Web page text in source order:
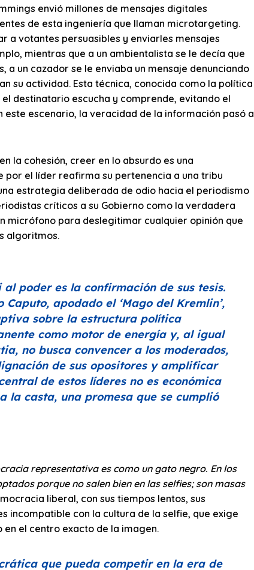
envió millones de mensajes digitales
de esta ingeniería que llaman microtargeting.
a votantes persuasibles y enviarles mensajes
mientras que a un ambientalista se le decía que
a un cazador se le enviaba un mensaje denunciando
su actividad. Esta técnica, conocida como la política
destinatario escucha y comprende, evitando el
escenario, la veracidad de la información pasó a
la cohesión, creer en lo absurdo es una
el líder reafirma su pertenencia a una tribu
estrategia deliberada de odio hacia el periodismo
críticos a su Gobierno como la verdadera
micrófono para deslegitimar cualquier opinión que
algoritmos.
poder es la confirmación de sus tesis.
Caputo, apodado el ‘Mago del Kremlin’,
sobre la estructura política
como motor de energía y, al igual
, no busca convencer a los moderados,
de sus opositores y amplificar
de estos líderes no es económica
la casta, una promesa que se cumplió
representativa es como un gato negro. En los
porque no salen bien en las selfies; son masas
liberal, con sus tiempos lentos, sus
incompatible con la cultura de la selfie, que exige
el centro exacto de la imagen.
que pueda competir en la era de